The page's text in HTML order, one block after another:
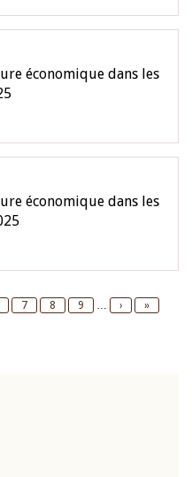
économique dans les
économique dans les
Page
7 Page
8 Page
9 …
Next
›
Last
»